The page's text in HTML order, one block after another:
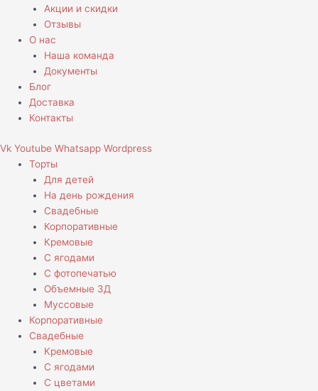
Акции и скидки
Отзывы
О нас
Наша команда
Документы
Блог
Доставка
Контакты
Vk Youtube Whatsapp Wordpress
Торты
Для детей
На день рождения
Свадебные
Корпоративные
Кремовые
С ягодами
С фотопечатью
Объемные 3Д
Муссовые
Корпоративные
Свадебные
Кремовые
С ягодами
С цветами